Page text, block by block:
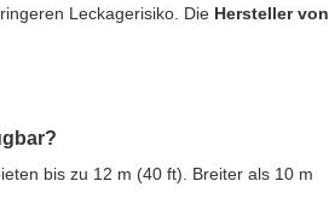
Leckagerisiko. Die Hersteller von
bis zu 12 m (40 ft). Breiter als 10 m